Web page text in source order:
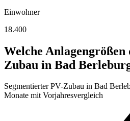
Einwohner
18.400
Welche
Zubau in Bad
Segmentierter PV-Zubau in Bad
Monate mit Vorjahresvergleich